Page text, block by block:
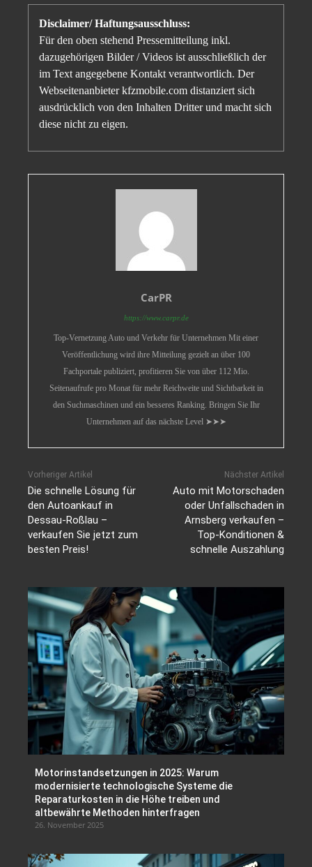
Disclaimer/ Haftungsausschluss:
Für den oben stehend Pressemitteilung inkl.
dazugehörigen Bilder / Videos ist ausschließlich der
im Text angegebene Kontakt verantwortlich. Der
Webseitenanbieter kfzmobile.com distanziert sich
ausdrücklich von den Inhalten Dritter und macht sich
diese nicht zu eigen.
CarPR
https://www.carpr.de
Top-Vernetzung Auto und Verkehr für Unternehmen Mit einer
Veröffentlichung wird ihre Mitteilung gezielt an über 100
Fachportale publiziert, profitieren Sie von über 112 Mio.
Seitenaufrufe pro Monat für mehr Reichweite und Sichtbarkeit in
den Suchmaschinen und ein besseres Ranking. Bringen Sie Ihr
Unternehmen auf das nächste Level ➤➤➤
Vorheriger Artikel
Die schnelle Lösung für
den Autoankauf in
Dessau-Roßlau –
verkaufen Sie jetzt zum
besten Preis!
Nächster Artikel
Auto mit Motorschaden
oder Unfallschaden in
Arnsberg verkaufen –
Top-Konditionen &
schnelle Auszahlung
Motorinstandsetzungen in 2025: Warum
modernisierte technologische Systeme die
Reparaturkosten in die Höhe treiben und
altbewährte Methoden hinterfragen
26. November 2025